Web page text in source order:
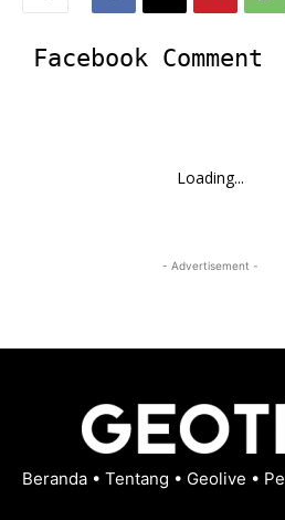
Facebook Comment
Loading...
- Advertisement -
Beranda • Tentang • Geolive •